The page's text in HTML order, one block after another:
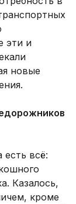
эти и
новые
всё:
Казалось,
кроме